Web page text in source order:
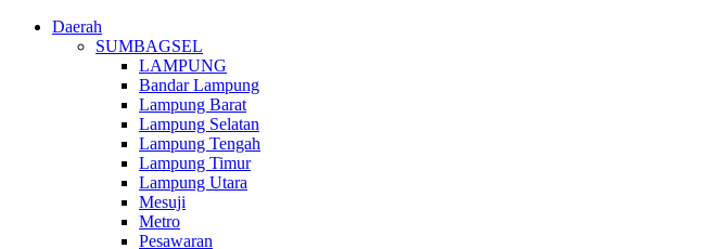
Daerah
SUMBAGSEL
LAMPUNG
Bandar Lampung
Lampung Barat
Lampung Selatan
Lampung Tengah
Lampung Timur
Lampung Utara
Mesuji
Metro
Pesawaran